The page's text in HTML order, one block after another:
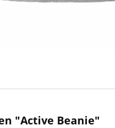
"Active Beanie"